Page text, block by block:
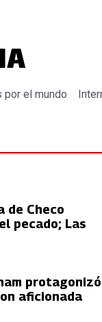
por el mundo
de Checo
pecado; Las
protagonizó
aficionada